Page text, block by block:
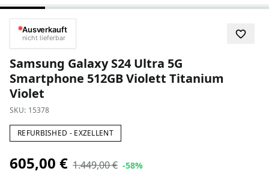
Ausverkauft
nicht lieferbar
Samsung Galaxy S24 Ultra 5G
Smartphone 512GB Violett Titanium
Violet
SKU: 15378
REFURBISHED - EXZELLENT
605,00 € 1.449,00 € -58%